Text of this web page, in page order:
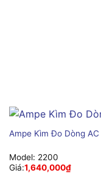
Ampe Kìm Đo Dòng
Model: 2200
Giá:1,640,000₫